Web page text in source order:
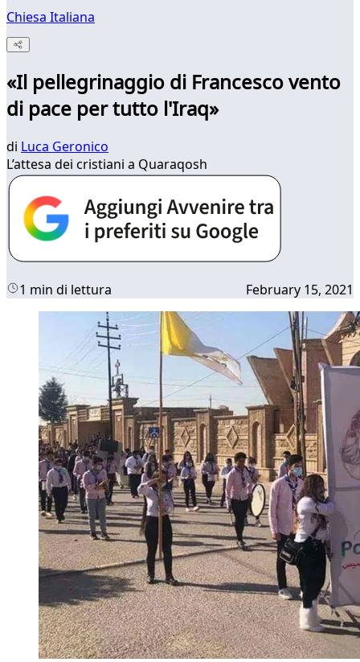
Chiesa Italiana
«Il pellegrinaggio di Francesco vento
di pace per tutto l'Iraq»
di Luca Geronico
L’attesa dei cristiani a Quaraqosh
1 min di lettura February 15, 2021